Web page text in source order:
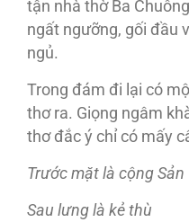
tận nhà thờ Ba
ngất ngưỡng, gối đầu
ngủ.
Trong đám đi lại có
thơ ra. Giọng ngâm
thơ đắc ý chỉ có mấy
Trước mặt là cộng Sản
Sau lưng là kẻ thù